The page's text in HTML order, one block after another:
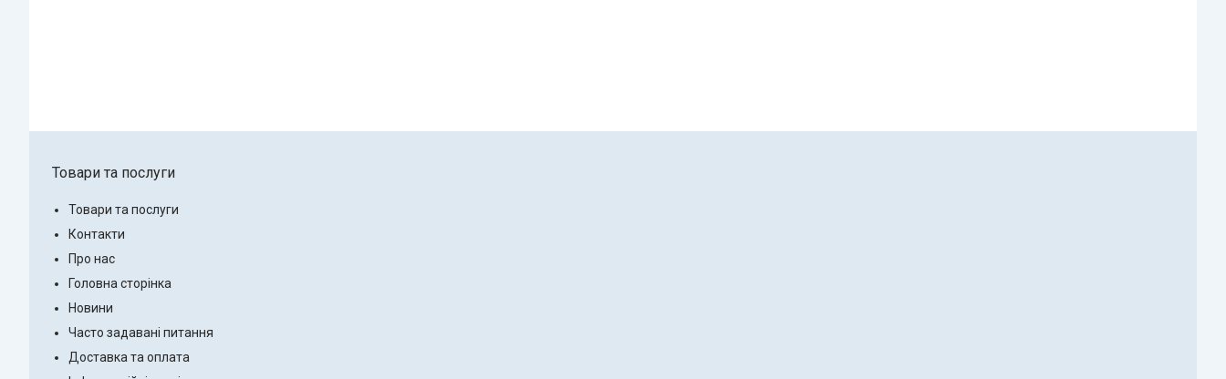
Товари та послуги
Товари та послуги
Контакти
Про нас
Головна сторінка
Новини
Часто задавані питання
Доставка та оплата